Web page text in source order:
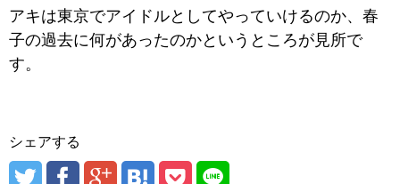
アキは東京でアイドルとしてやっていけるのか、春
子の過去に何があったのかというところが見所で
す。
シェアする